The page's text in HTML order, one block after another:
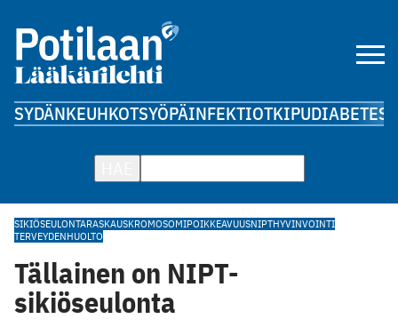
SYDÄNKEUHKOTSYÖPÄINFEKTIOTKIPUDIABETES
SIKIÖSEULONTARASKAUSKROMOSOMIPOIKKEAVUUSNIPTHYVINVOINTI
TERVEYDENHUOLTO
Tällainen on NIPT-
sikiöseulonta